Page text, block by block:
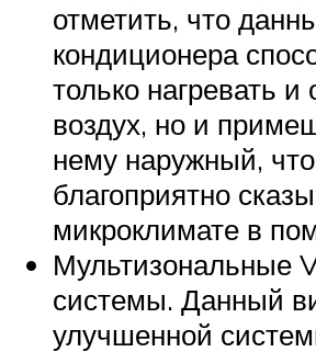
отметить, что
кондиционера
только нагревать и
воздух, но и
нему наружный,
благоприятно
микроклимате в
Мультизональные
системы. Данный
улучшенной